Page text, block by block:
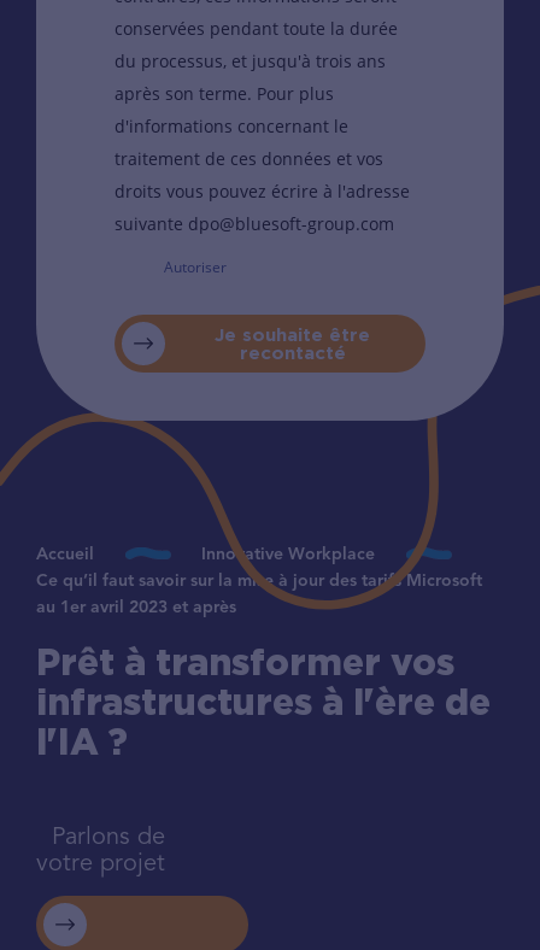
conservées pendant toute la durée
du processus, et jusqu'à trois ans
après son terme. Pour plus
d'informations concernant le
traitement de ces données et vos
droits vous pouvez écrire à l'adresse
suivante dpo@bluesoft-group.com
Autoriser
Je souhaite être
recontacté
Accueil
Innovative Workplace
Ce qu’il faut savoir sur la mise à jour des tarifs Microsoft
au 1er avril 2023 et après
Prêt à transformer vos
infrastructures à l'ère de
l'IA ?
Parlons de
votre projet